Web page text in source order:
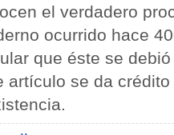
el verdadero
ocurrido hace
que éste se
artículo se da